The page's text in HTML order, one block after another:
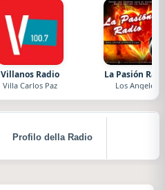
Villanos Radio
Villa Carlos Paz
La Pasión
Los Angeles
Profilo della Radio